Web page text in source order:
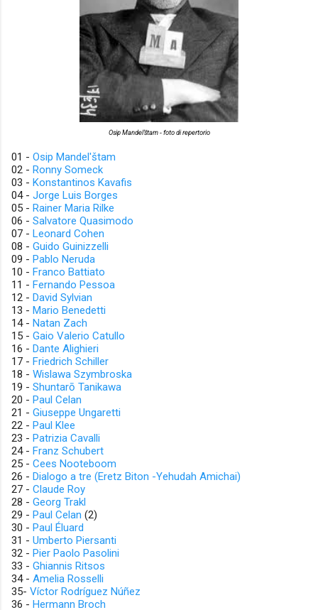
Osip Mandel'štam - foto di repertorio
01 - Osip Mandel'štam
02 - Ronny Someck
03 - Konstantinos Kavafis
04 - Jorge Luis Borges
05 - Rainer Maria Rilke
06 - Salvatore Quasimodo
07 - Leonard Cohen
08 - Guido Guinizzelli
09 - Pablo Neruda
10 - Franco Battiato
11 - Fernando Pessoa
12 - David Sylvian
13 - Mario Benedetti
14 - Natan Zach
15 - Gaio Valerio Catullo
16 - Dante Alighieri
17 - Friedrich Schiller
18 - Wislawa Szymbroska
19 - Shuntarō Tanikawa
20 - Paul Celan
21 - Giuseppe Ungaretti
22 - Paul Klee
23 - Patrizia Cavalli
24 - Franz Schubert
25 - Cees Nooteboom
26 - Dialogo a tre (Eretz Biton -Yehudah Amichai)
27 - Claude Roy
28 - Georg Trakl
29 - Paul Celan (2)
30 - Paul Éluard
31 - Umberto Piersanti
32 - Pier Paolo Pasolini
33 - Ghiannis Ritsos
34 - Amelia Rosselli
35- Víctor Rodríguez Núñez
36 - Hermann Broch